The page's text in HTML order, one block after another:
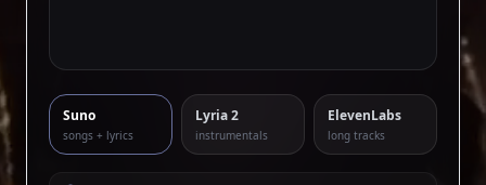
Suno
songs + lyrics
Lyria 2
instrumentals
ElevenLabs
long tracks